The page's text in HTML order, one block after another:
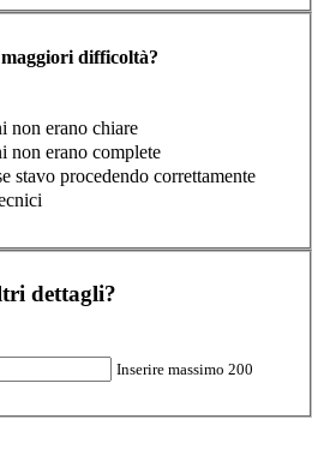
difficoltà?
non erano chiare
non erano complete
stavo procedendo correttamente
dettagli?
Inserire massimo 200